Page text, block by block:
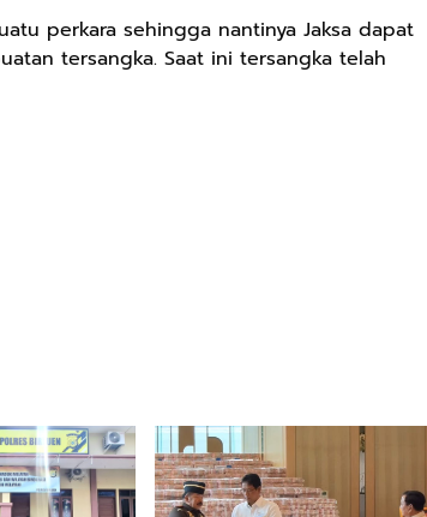
perkara sehingga nantinya Jaksa dapat
tersangka. Saat ini tersangka telah